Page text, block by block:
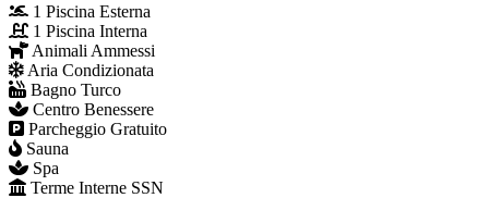
1 Piscina Esterna
1 Piscina Interna
Animali Ammessi
Aria Condizionata
Bagno Turco
Centro Benessere
Parcheggio Gratuito
Sauna
Spa
Terme Interne SSN